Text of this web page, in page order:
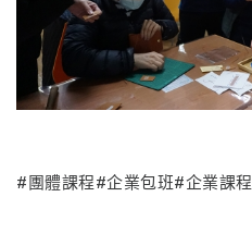
#團體課程#企業包班#企業課程